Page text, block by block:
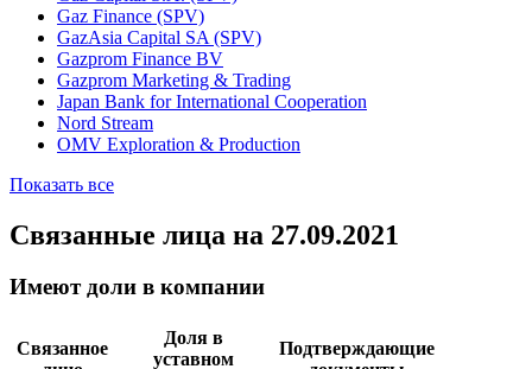
GAZPROM Germania
GPN Capital S.A. (SPV)
Gaz Capital S.A. (SPV)
Gaz Finance (SPV)
GazAsia Capital SA (SPV)
Gazprom Finance BV
Gazprom Marketing & Trading
Japan Bank for International Cooperation
OMV Exploration & Production